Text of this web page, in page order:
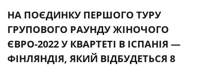
НА ПОЄДИНКУ ПЕРШОГО ТУРУ
ГРУПОВОГО РАУНДУ ЖІНОЧОГО
ЄВРО-2022 У КВАРТЕТІ В ІСПАНІЯ —
ФІНЛЯНДІЯ, ЯКИЙ ВІДБУДЕТЬСЯ 8